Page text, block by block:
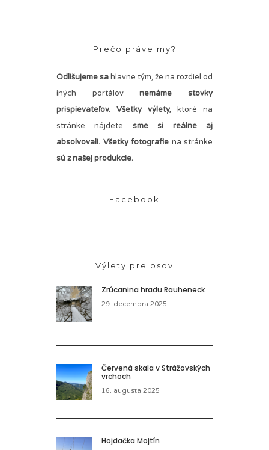
Prečo práve my?
Odlišujeme sa hlavne tým, že na rozdiel od
iných portálovnemáme stovky
prispievateľov. Všetky výlety, ktoré na
stránke nájdete sme si reálne aj
absolvovali. Všetky fotografie na stránke
sú z našej produkcie.
Facebook
Výlety pre psov
Zrúcanina hradu Rauheneck
29. decembra 2025
Červená skala v Strážovských
vrchoch
16. augusta 2025
Hojdačka Mojtín